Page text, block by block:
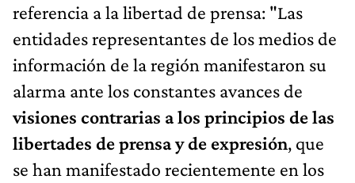
referencia a la libertad de prensa: "Las
entidades representantes de los medios de
información de la región manifestaron su
alarma ante los constantes avances de
visiones contrarias a los principios de las
libertades de prensa y de expresión, que
se han manifestado recientemente en los